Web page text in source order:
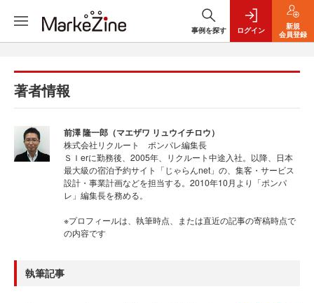
事例を探す ログイン
新規
会員登録
著者情報
前澤 隆一郎（マエザワ リュウイチロウ）
株式会社リクルート ポンパレ編集長
ＳＩerに勤務後、2005年、リクルート中途入社。以降、日本
最大級の宿泊予約サイト「じゃらんnet」の、集客・サービス
設計・事業計画などを担当する。2010年10月より「ポンパ
レ」編集長を務める。
※プロフィールは、執筆時点、または直近の記事の寄稿時点で
の内容です
執筆記事